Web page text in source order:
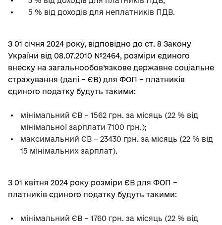
5 % від доходів для неплатників ПДВ.
З 01 січня 2024 року, відповідно до ст. 8 Закону
України від 08.07.2010 №2464, розміри єдиного
внеску на загальнообов’язкове державне соціальне
страхування (далі – ЄВ) для ФОП – платників
єдиного податку будуть такими:
мінімальний ЄВ – 1562 грн. за місяць (22 % від
мінімальної зарплати 7100 грн.);
максимальний ЄВ – 23430 грн. за місяць (22 % від
15 мінімальних зарплат).
З 01 квітня 2024 року розміри ЄВ для ФОП –
платників єдиного податку будуть такими:
мінімальний ЄВ – 1760 грн. за місяць (22 % від